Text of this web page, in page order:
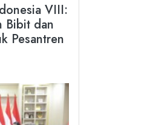
VIII:
Bibit dan
Pesantren